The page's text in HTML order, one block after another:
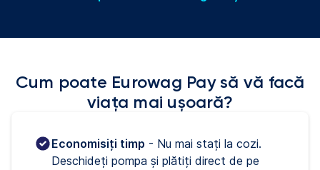
Cum poate Eurowag Pay să vă facă
viața mai ușoară?
Economisiți timp - Nu mai stați la cozi.
Deschideți pompa și plătiți direct de pe